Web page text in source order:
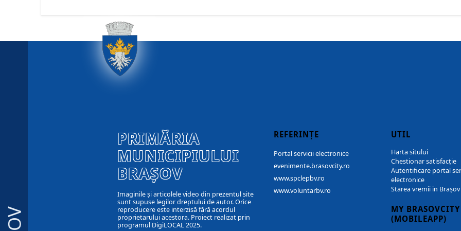
PRIMĂRIA
MUNICIPIULUI
BRAȘOV
Imaginile și articolele video din prezentul site
sunt supuse legilor dreptului de autor. Orice
reproducere este interzisă fără acordul
proprietarului acestora. Proiect realizat prin
programul DigiLOCAL 2025.
REFERINȚE
Portal servicii electronice
evenimente.brasovcity.ro
www.spclepbv.ro
www.voluntarbv.ro
UTIL
Harta sitului
Chestionar satisfacție
Autentificare portal
electronice
Starea vremii in Brașov
MY BRASOVCITY
(MOBILEAPP)